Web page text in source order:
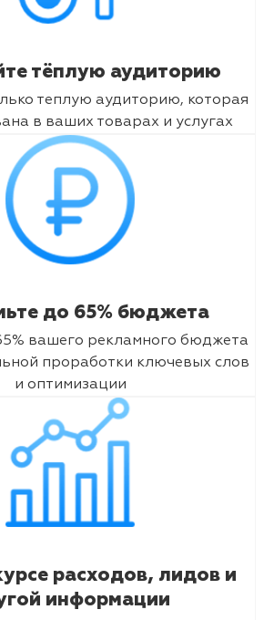
тёплую аудиторию
теплую аудиторию, которая
в ваших товарах и услугах
до 65% бюджета
вашего рекламного бюджета
проработки ключевых слов
и оптимизации
расходов, лидов и
информации